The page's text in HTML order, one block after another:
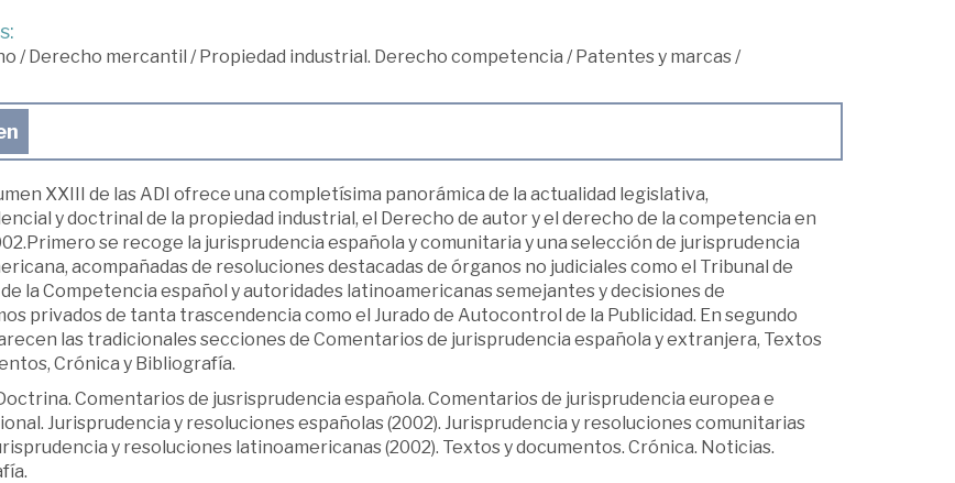
/Derecho mercantil /Propiedad industrial. Derecho competencia /Patentes y marcas/
XXIII de las ADI ofrece una completísima panorámica de la actualidad legislativa,
y doctrinal de la propiedad industrial, el Derecho de autor y el derecho de la competencia en
se recoge la jurisprudencia española y comunitaria y una selección de jurisprudencia
acompañadas de resoluciones destacadas de órganos no judiciales como el Tribunal de
la Competencia español y autoridades latinoamericanas semejantes y decisiones de
privados de tanta trascendencia como el Jurado de Autocontrol de la Publicidad. En segundo
las tradicionales secciones de Comentarios de jurisprudencia española y extranjera, Textos
Crónica y Bibliografía.
Comentarios de jusrisprudencia española. Comentarios de jurisprudencia europea e
Jurisprudencia y resoluciones españolas (2002). Jurisprudencia y resoluciones comunitarias
y resoluciones latinoamericanas (2002). Textos y documentos. Crónica. Noticias.